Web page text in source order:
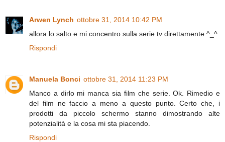
Arwen Lynch ottobre 31, 2014 10:42 PM
allora lo salto e mi concentro sulla serie tv direttamente ^_^
Rispondi
Manuela Bonci ottobre 31, 2014 11:23 PM
Manco a dirlo mi manca sia film che serie. Ok. Rimedio e
del film ne faccio a meno a questo punto. Certo che, i
prodotti da piccolo schermo stanno dimostrando alte
potenzialità e la cosa mi sta piacendo.
Rispondi